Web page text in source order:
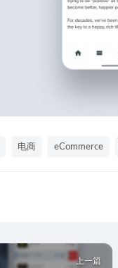
电商 eCommerce
上一篇